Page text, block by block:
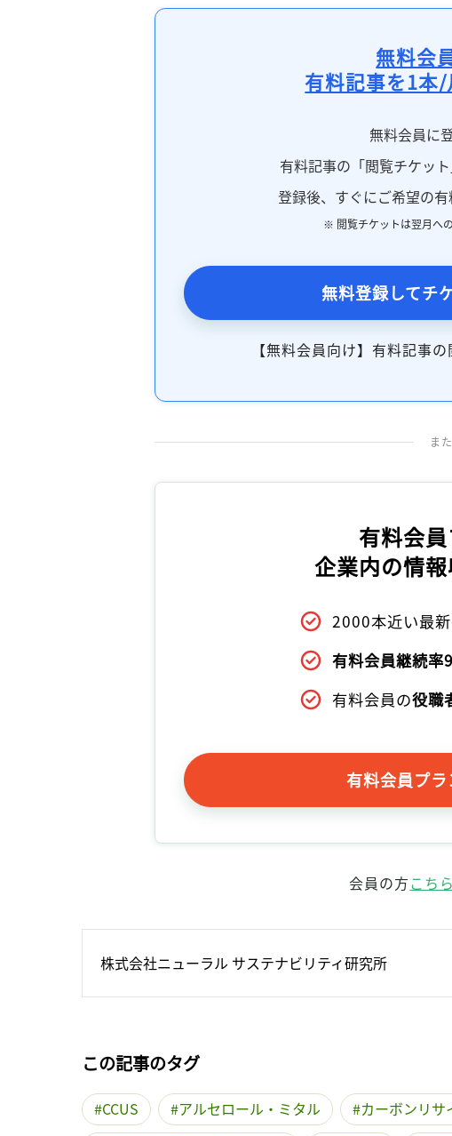
無料会
有料記事を1本
無料会員に
有料記事の「閲覧チケッ
登録後、すぐにご希望の有
※ 閲覧チケットは翌月へ
無料登録してチ
【無料会員向け】有料記事
ま
有料会
企業内の情
2000本近い最
有料会員継続率
有料会員の役職
有料会員プ
会員の方こち
株式会社ニューラル サステナビリティ研究所
この記事のタグ
CCUS アルセロール・ミタル カーボンリサ